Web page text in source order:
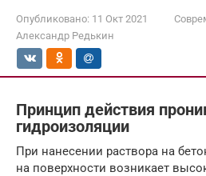
Опубликовано: 11 Окт 2021
Александр Редькин
Принцип действия
гидроизоляции
При нанесении раствора на
на поверхности возникает